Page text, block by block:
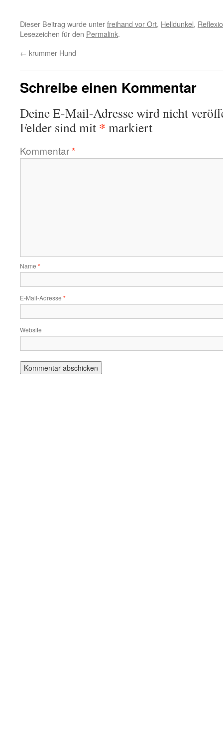
Dieser Beitrag wurde unterfreihand vor Ort, Helldunkel,
Lesezeichen für den Permalink.
← krummer Hund
Schreibe einen Kommentar
Deine E-Mail-Adresse wird nicht
Felder sind mit * markiert
Kommentar*
Name *
E-Mail-Adresse *
Website